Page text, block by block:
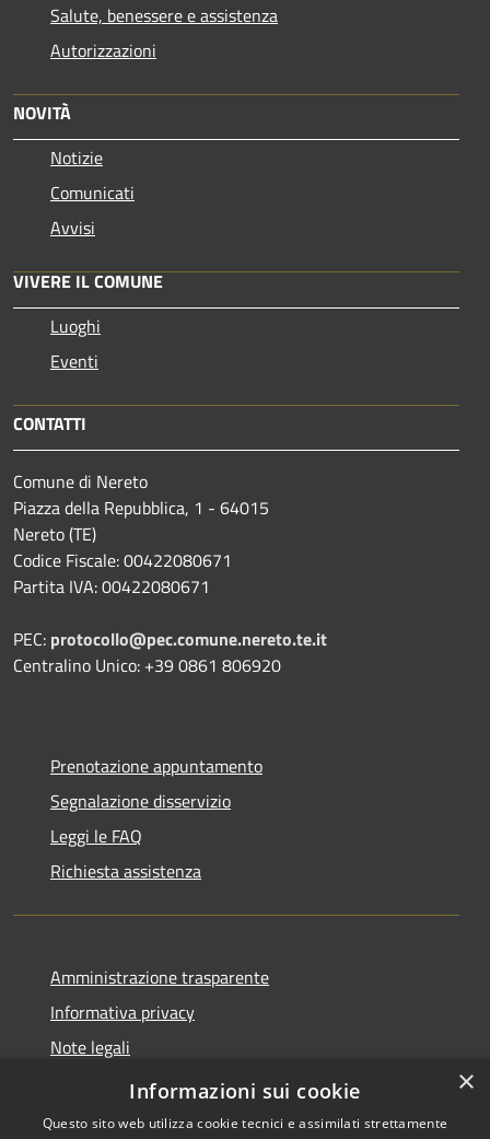
Salute, benessere e assistenza
Autorizzazioni
NOVITÀ
Notizie
Comunicati
Avvisi
VIVERE IL COMUNE
Luoghi
Eventi
CONTATTI
Comune di Nereto
Piazza della Repubblica, 1 - 64015
Nereto (TE)
Codice Fiscale: 00422080671
Partita IVA: 00422080671
PEC: protocollo@pec.comune.nereto.te.it
Centralino Unico: +39 0861 806920
Prenotazione appuntamento
Segnalazione disservizio
Leggi le FAQ
Richiesta assistenza
Amministrazione trasparente
Informativa privacy
Note legali
Dichiarazione di accessibilità
×
Informazioni sui cookie
Questo sito web utilizza cookie tecnici e assimilati strettamente